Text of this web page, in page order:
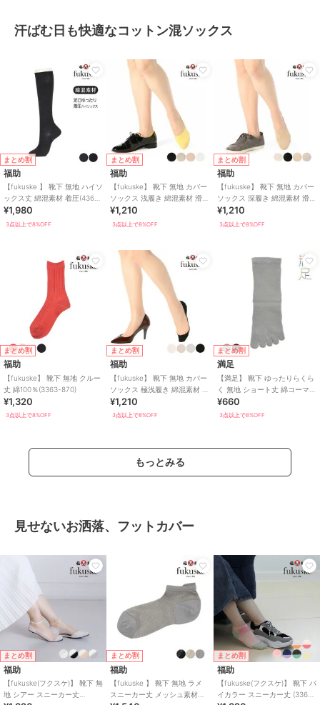
汗ばむ日も快適なコットン混ソックス
まとめ割
福助
【fukuske 】 靴下 無地 ハイソ
ックス丈 綿混素材 着圧(4363-
605)
¥1,980
3点以上で8%OFF
まとめ割
福助
【fukuske】 靴下 無地 カバー
ソックス 浅履き 綿混素材 滑り
止め付き
¥1,210
3点以上で8%OFF
まとめ割
福助
【fukuske】 靴下 無地 カバー
ソックス 深履き 綿混素材 滑り
止め付き
¥1,210
3点以上で8%OFF
まとめ割
福助
【fukuske】 靴下 無地 クルー
丈 綿100％(3363-870)
¥1,320
3点以上で8%OFF
まとめ割
福助
【fukuske】 靴下 無地 カバー
ソックス 極浅履き 綿混素材 滑
り止め付き
¥1,210
3点以上で8%OFF
まとめ割
満足
【満足】 靴下 ゆったりらくら
く 無地 ショート丈 綿コーマ＋
BR(3345-07N)
¥660
3点以上で8%OFF
もっとみる
見せないお洒落、フットカバー
まとめ割
福助
【fukuske(フクスケ)】 靴下 無
地 シアー スニーカー丈
まとめ割
福助
【fukuske 】 靴下 無地 ラメ
スニーカー丈 メッシュ素材
まとめ割
福助
【fukuske(フクスケ)】 靴下 バ
イカラー スニーカー丈 (3363-